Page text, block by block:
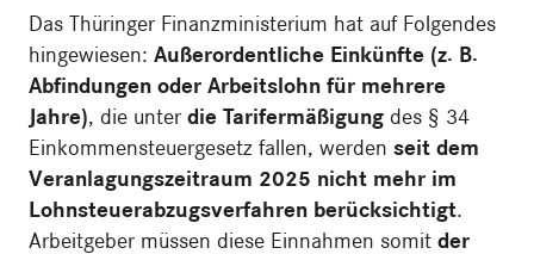
Das Thüringer Finanzministerium hat auf Folgendes
hingewiesen: Außerordentliche Einkünfte (z. B.
Abfindungen oder Arbeitslohn für mehrere
Jahre), die unter die Tarifermäßigung des § 34
Einkommensteuergesetz fallen, werden seit dem
Veranlagungszeitraum 2025 nicht mehr im
Lohnsteuerabzugsverfahren berücksichtigt.
Arbeitgeber müssen diese Einnahmen somit der